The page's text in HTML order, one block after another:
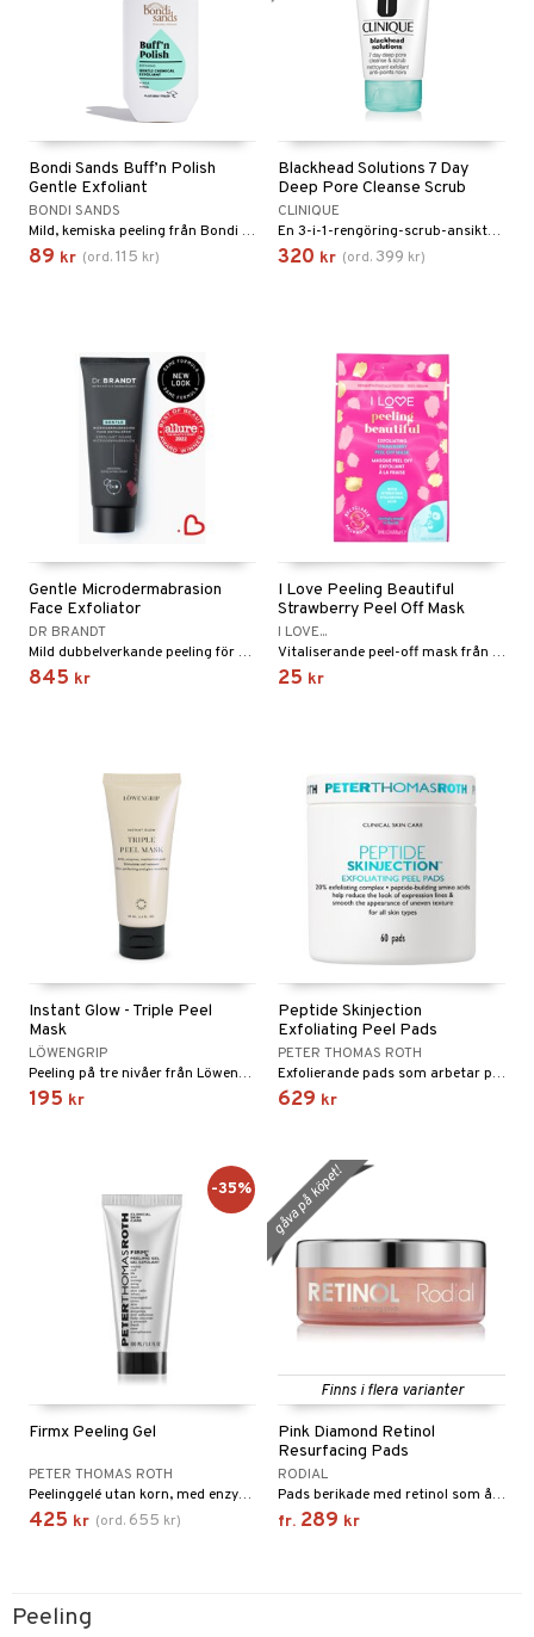
Bondi Sands Buff’n Polish
Gentle Exfoliant
BONDI SANDS
Mild, kemiska peeling från Bondi Sands
89 kr (ord.115 kr)
Blackhead Solutions 7 Day
Deep Pore Cleanse Scrub
CLINIQUE
En 3-i-1-rengöring-scrub-ansiktsmask som omedelbart reducerar synligheten av porer från Clinique
320 kr (ord. 399 kr)
Gentle Microdermabrasion
Face Exfoliator
DR BRANDT
Mild dubbelverkande peeling för ansiktet från Dr Brandt
845 kr
I Love Peeling Beautiful
Strawberry Peel Off Mask
I LOVE...
Vitaliserande peel-off mask från I Love
25 kr
Instant Glow - Triple Peel
Mask
LÖWENGRIP
Peeling på tre nivåer från Löwengrip
195 kr
Peptide Skinjection
Exfoliating Peel Pads
PETER THOMAS ROTH
Exfolierande pads som arbetar på ålderstecken
629 kr
Firmx Peeling Gel
PETER THOMAS ROTH
Peelinggelé utan korn, med enzymer och cellulosa från Peter Thomas Roth
425 kr (ord. 655 kr)
-35%
Finns i flera varianter
Pink Diamond Retinol
Resurfacing Pads
RODIAL
Pads berikade med retinol som återuppbygger, plumpar och jämnar ut huden från Rodial
fr. 289 kr
gåva på köpet!
Peeling